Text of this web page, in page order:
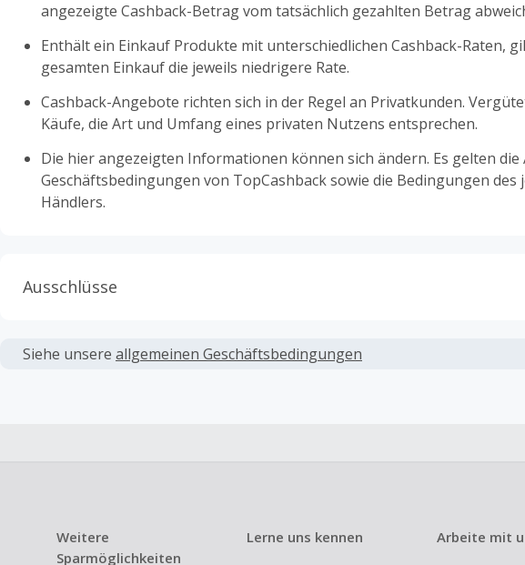
angezeigte Cashback-Betrag vom tatsächlich gezahlten Betrag
Enthält ein Einkauf Produkte mit unterschiedlichen Cashback-Raten,
gesamten Einkauf die jeweils niedrigere Rate.
Cashback-Angebote richten sich in der Regel an Privatkunden.
Käufe, die Art und Umfang eines privaten Nutzens entsprechen.
Die hier angezeigten Informationen können sich ändern. Es gelten die
Geschäftsbedingungen von TopCashback sowie die Bedingungen des
Händlers.
Ausschlüsse
verwendet werden, die nicht ausdrücklich auf dieser Händlerseite von
Gewerbliche, Reseller- oder ungewöhnlich große Bestellungen sind
Siehe unsere allgemeinen Geschäftsbedingungen
Weitere
Sparmöglichkeiten
Lerne uns kennen Arbeite mit